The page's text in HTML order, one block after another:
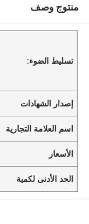
منتوج وصف
تسليط الضوء:
إصدار الشهادات
اسم العلامة التجارية
الأسعار
الحد الأدنى لكمية